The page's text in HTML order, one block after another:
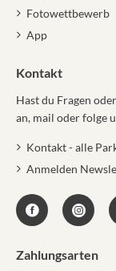
Fotowettbewerb
App
Kontakt
Hast du Fragen
an, mail oder folge
Kontakt - alle
Anmelden
Zahlungsarten